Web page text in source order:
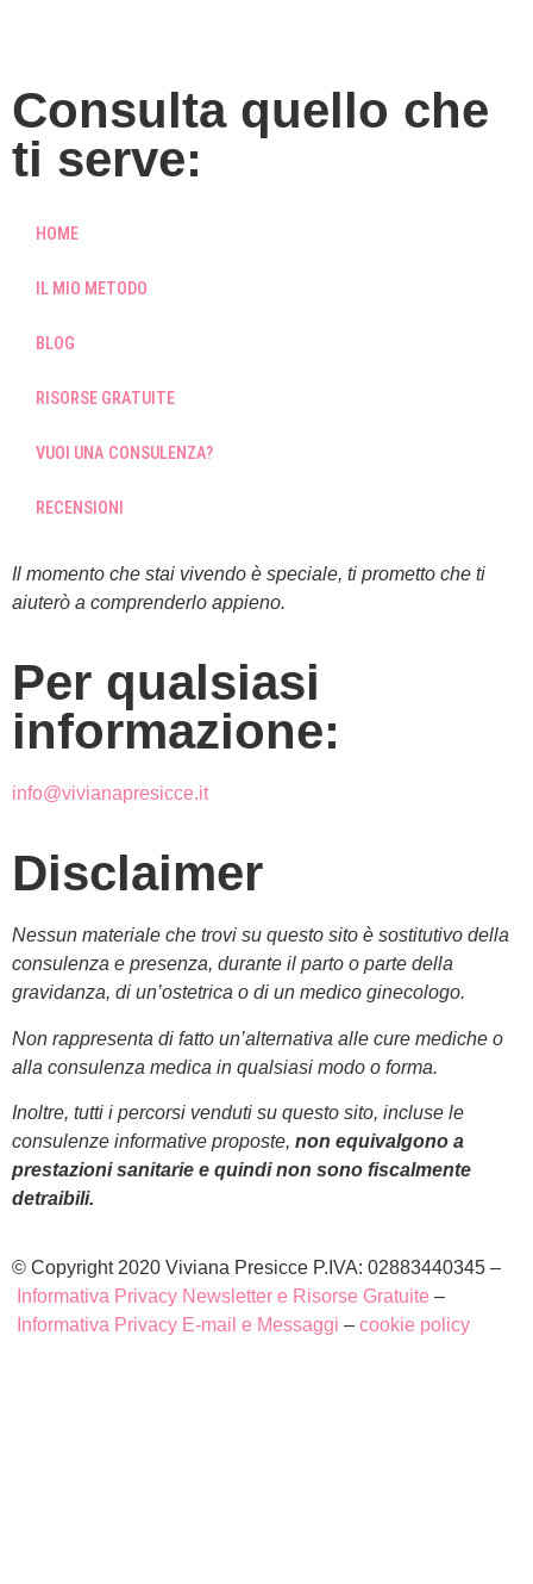
Consulta quello che
ti serve:
HOME
IL MIO METODO
BLOG
RISORSE GRATUITE
VUOI UNA CONSULENZA?
RECENSIONI
Il momento che stai vivendo è speciale, ti prometto che ti
aiuterò a comprenderlo appieno.
Per qualsiasi
informazione:
info@vivianapresicce.it
Disclaimer
Nessun materiale che trovi su questo sito è sostitutivo della
consulenza e presenza, durante il parto o parte della
gravidanza, di un’ostetrica o di un medico ginecologo.
Non rappresenta di fatto un’alternativa alle cure mediche o
alla consulenza medica in qualsiasi modo o forma.
Inoltre, tutti i percorsi venduti su questo sito, incluse le
consulenze informative proposte, non equivalgono a
prestazioni sanitarie e quindi non sono fiscalmente
detraibili.
© Copyright 2020 Viviana Presicce P.IVA: 02883440345 –
Informativa Privacy Newsletter e Risorse Gratuite –
Informativa Privacy E-mail e Messaggi – cookie policy